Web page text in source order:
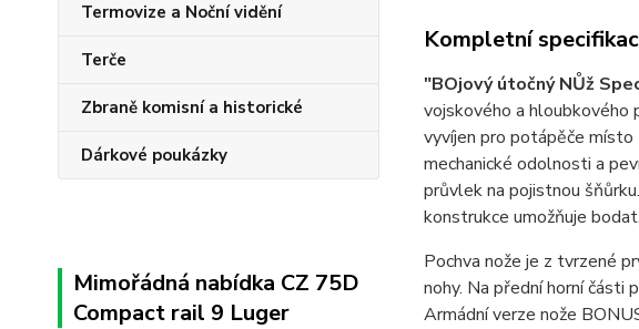
Termovize a Noční vidění
Terče
Zbraně komisní a historické
Dárkové poukázky
Mimořádná nabídka CZ 75D
Compact rail 9 Luger
Kompletní
"BOjový útočný NŮž
vojskového a hloubkového
vyvíjen pro potápěče
mechanické odolnosti a
průvlek na pojistnou
konstrukce umožňuje
Pochva nože je z tvrzené
nohy. Na přední horní části
Armádní verze nože